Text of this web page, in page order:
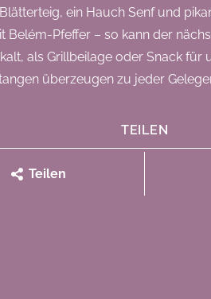
ein Hauch Senf und
Belém-Pfeffer – so kann der
als Grillbeilage oder Snack für
überzeugen zu jeder
TEILEN
Teilen